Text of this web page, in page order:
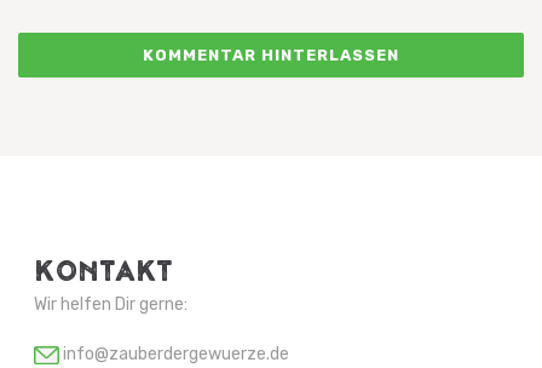
KONTAKT
Wir helfen Dir gerne:
info@zauberdergewuerze.de